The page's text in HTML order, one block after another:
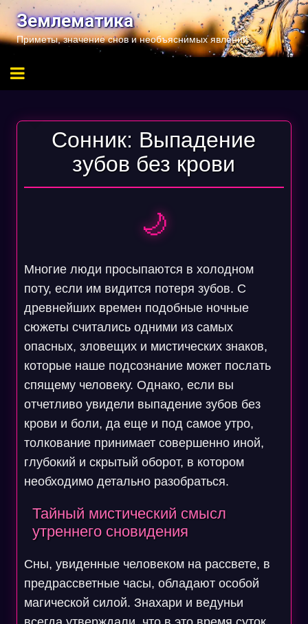
Перейти
содержимому
Землематика
Приметы, значение снов и необъяснимых явлений
Сонник: Выпадение
зубов без крови
🌙
Многие люди просыпаются в холодном
поту, если им видится потеря зубов. С
древнейших времен подобные ночные
сюжеты считались одними из самых
опасных, зловещих и мистических знаков,
которые наше подсознание может послать
спящему человеку. Однако, если вы
отчетливо увидели выпадение зубов без
крови и боли, да еще и под самое утро,
толкование принимает совершенно иной,
глубокий и скрытый оборот, в котором
необходимо детально разобраться.
Тайный мистический смысл
утреннего сновидения
Сны, увиденные человеком на рассвете, в
предрассветные часы, обладают особой
магической силой. Знахари и ведуньи